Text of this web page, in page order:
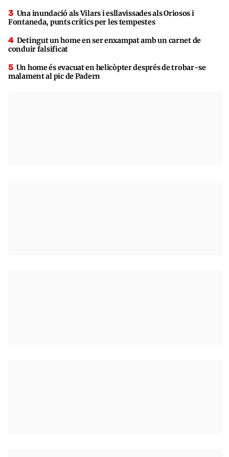
Una inundació als Vilars i esllavissades als Oriosos i
Fontaneda, punts crítics per les tempestes
Detingut un home en ser enxampat amb un carnet de
conduir falsificat
Un home és evacuat en helicòpter després de trobar-se
malament al pic de Padern